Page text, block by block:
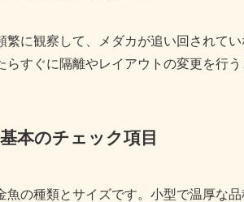
繁に観察して、メダカが追い回されて
らすぐに隔離やレイアウトの変更を行う
本のチェック項目
魚の種類とサイズです。小型で温厚な